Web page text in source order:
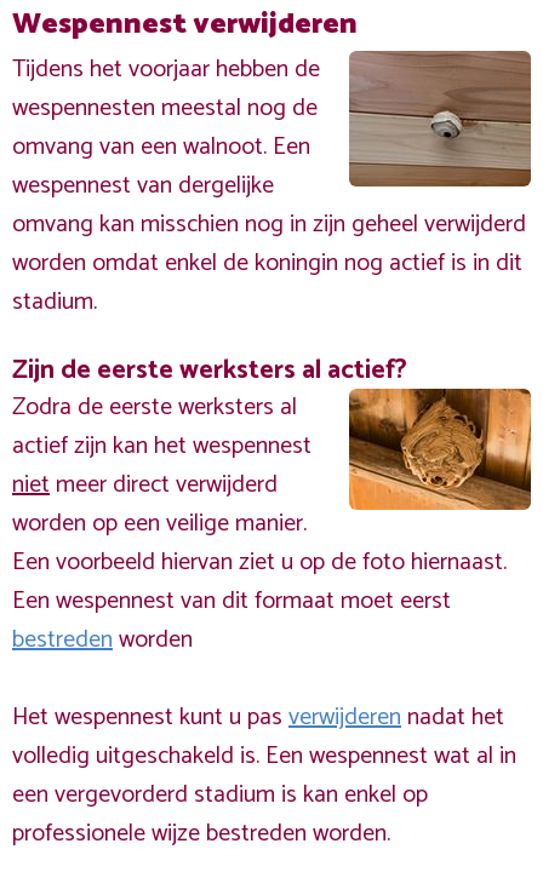
Wespennest verwijderen
Tijdens het voorjaar hebben de
wespennesten meestal nog de
omvang van een walnoot. Een
wespennest van dergelijke
omvang kan misschien nog in zijn geheel verwijderd
worden omdat enkel de koningin nog actief is in dit
stadium.
Zijn de eerste werksters al actief?
Zodra de eerste werksters al
actief zijn kan het wespennest
nietmeer direct verwijderd
worden op een veilige manier.
Een voorbeeld hiervan ziet u op de foto hiernaast.
Een wespennest van dit formaat moet eerst
bestredenworden
Het wespennest kunt u pasverwijderennadat het
volledig uitgeschakeld is. Een wespennest wat al in
een vergevorderd stadium is kan enkel op
professionele wijze bestreden worden.